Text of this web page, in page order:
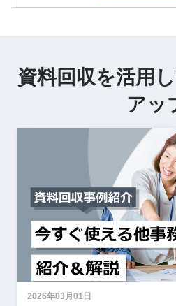
資料回収を活用
アッ
2026年03月01日